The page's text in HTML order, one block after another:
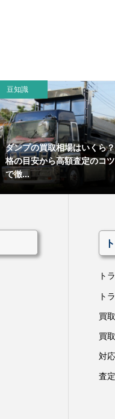
豆知識
ダンプの買取相場はいくら
格の目安から高額査定のコツ
で徹...
ト
ト
買
買
対
査